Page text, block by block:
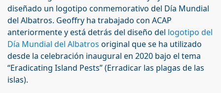
diseñado un logotipo conmemorativo del Día Mundial
del Albatros. Geoffry ha trabajado con ACAP
anteriormente y está detrás del diseño del logotipo del
Día Mundial del Albatros original que se ha utilizado
desde la celebración inaugural en 2020 bajo el tema
“Eradicating Island Pests” (Erradicar las plagas de las
islas).